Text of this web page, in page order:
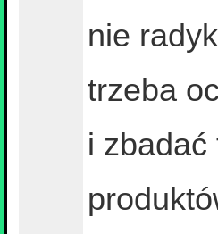
nie
trzeba
i